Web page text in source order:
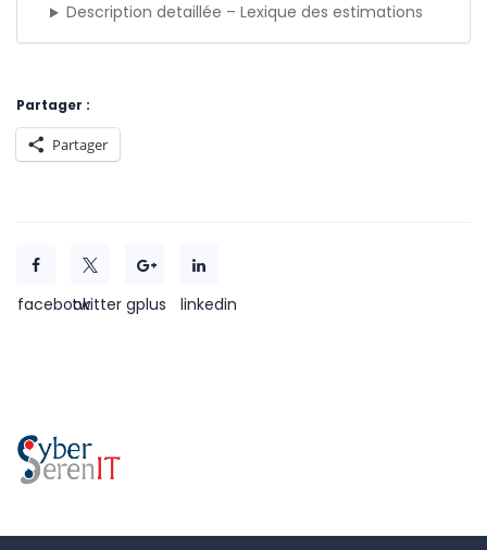
Description detaillée – Lexique des estimations
Partager :
Partager
facebooktwitter gplus linkedin